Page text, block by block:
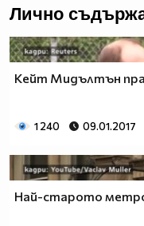
Лично
Кейт Мидълтън
1 240 09.01.2017
Най-старото